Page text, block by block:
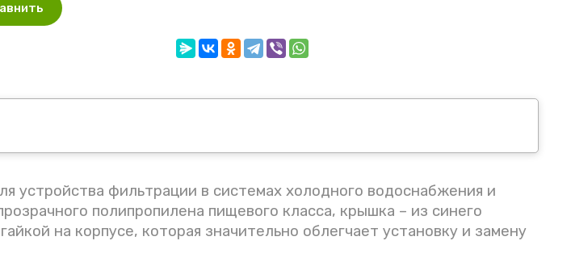
устройства фильтрации в системах холодного водоснабжения и
полипропилена пищевого класса, крышка – из синего
на корпусе, которая значительно облегчает установку и замену